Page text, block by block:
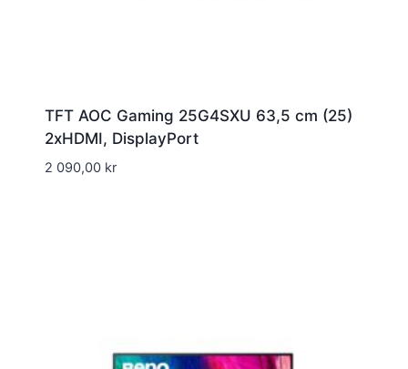
TFT AOC Gaming 25G4SXU 63,5 cm (25)
2xHDMI, DisplayPort
2 090,00 kr